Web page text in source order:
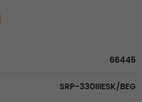
66445
SRP-330IIIESK/BEG